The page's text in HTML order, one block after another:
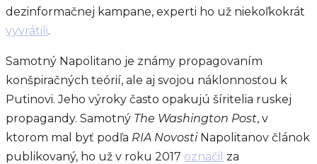
dezinformačnej kampane, experti ho už niekoľkokrát
vyvrátili.
Samotný Napolitano je známy propagovaním
konšpiračných teórií, ale aj svojou náklonnosťou k
Putinovi. Jeho výroky často opakujú šíritelia ruskej
propagandy. Samotný The Washington Post, v
ktorom mal byť podľa RIA NovostiNapolitanov článok
publikovaný, ho už v roku 2017 označil za